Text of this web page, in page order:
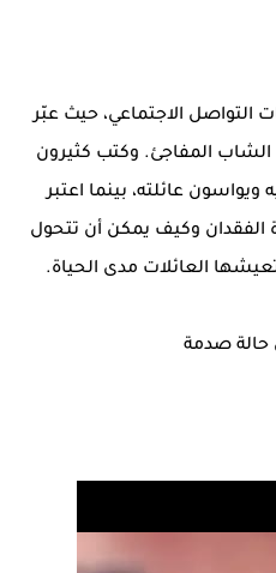
الاجتماعي، حيث عبّر
المفاجئ. وكتب كثيرون
عائلته، بينما اعتبر
الفقدان وكيف يمكن أن تتحول
العائلات مدى الحياة.
حالة صدمة